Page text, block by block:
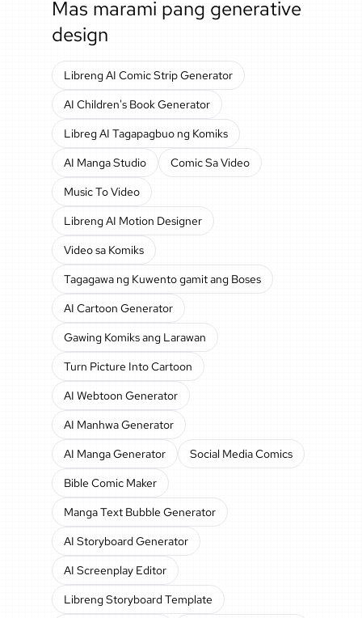
Mas marami pang generative
design
Libreng AI Comic Strip Generator
AI Children's Book Generator
Libreg AI Tagapagbuo ng Komiks
AI Manga Studio
Comic Sa Video
Music To Video
Libreng AI Motion Designer
Video sa Komiks
Tagagawa ng Kuwento gamit ang Boses
AI Cartoon Generator
Gawing Komiks ang Larawan
Turn Picture Into Cartoon
AI Webtoon Generator
AI Manhwa Generator
AI Manga Generator
Social Media Comics
Bible Comic Maker
Manga Text Bubble Generator
AI Storyboard Generator
AI Screenplay Editor
Libreng Storyboard Template